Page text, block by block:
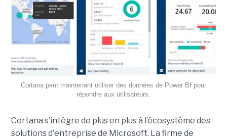
Cortana peut maintenant utiliser des données de Power BI pour
répondre aux utilisateurs.
Cortana s’intègre de plus en plus à l’écosystème des
solutions d'entreprise de Microsoft. La firme de